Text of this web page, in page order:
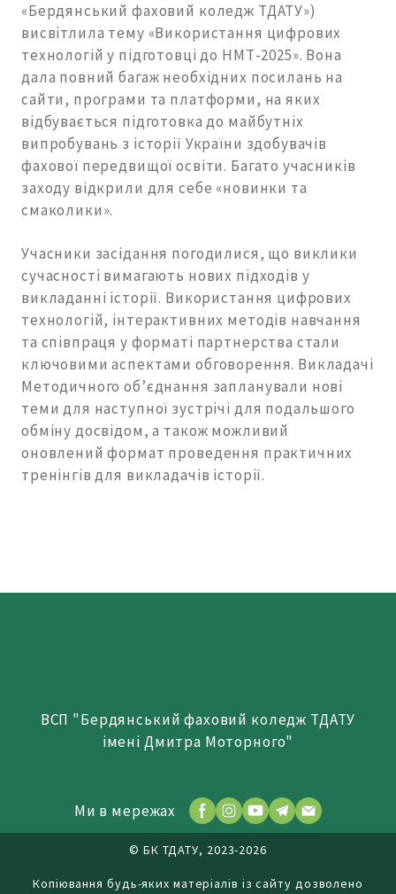
«Бердянський фаховий коледж ТДАТУ»)
висвітлила тему «Використання цифрових
технологій у підготовці до НМТ-2025». Вона
дала повний багаж необхідних посилань на
сайти, програми та платформи, на яких
відбувається підготовка до майбутніх
випробувань з історії України здобувачів
фахової передвищої освіти. Багато учасників
заходу відкрили для себе «новинки та
смаколики».
Учасники засідання погодилися, що виклики
сучасності вимагають нових підходів у
викладанні історії. Використання цифрових
технологій, інтерактивних методів навчання
та співпраця у форматі партнерства стали
ключовими аспектами обговорення. Викладачі
Методичного об’єднання запланували нові
теми для наступної зустрічі для подальшого
обміну досвідом, а також можливий
оновлений формат проведення практичних
тренінгів для викладачів історії.
ВСП "Бердянський фаховий коледж ТДАТУ
імені Дмитра Моторного"
Ми в мережах
© БК ТДАТУ, 2023-2026
Копіювання будь-яких матеріалів із сайту дозволено